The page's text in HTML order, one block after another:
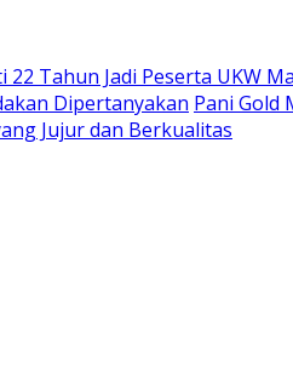
22 Tahun Jadi Peserta UKW
Dipertanyakan Pani Gold
Jujur dan Berkualitas